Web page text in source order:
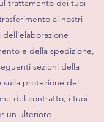
trattamento dei tuoi
ai nostri
dell'elaborazione
e della spedizione,
sezioni della
sulla protezione dei
del contratto, i tuoi
un ulteriore